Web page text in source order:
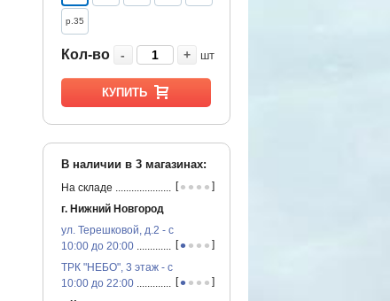
р.35
Кол-во - + шт
КУПИТЬ
В наличии в 3магазинах:
На складе ...............................................
[•••• ]
г. Нижний Новгород
ул. Терешковой, д.2 - с
10:00 до 20:00...............................................
[•••• ]
ТРК "НЕБО", 3 этаж - с
10:00 до 22:00...............................................
[•••• ]